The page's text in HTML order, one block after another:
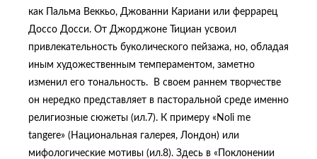
как Пальма Веккьо, Джованни Кариани или феррарец
Доссо Досси. От Джорджоне Тициан усвоил
привлекательность буколического пейзажа, но, обладая
иным художественным темпераментом, заметно
изменил его тональность. В своем раннем творчестве
он нередко представляет в пасторальной среде именно
религиозные сюжеты (ил.7). К примеру «Noli me
tangere» (Национальная галерея, Лондон) или
мифологические мотивы (ил.8). Здесь в «Поклонении